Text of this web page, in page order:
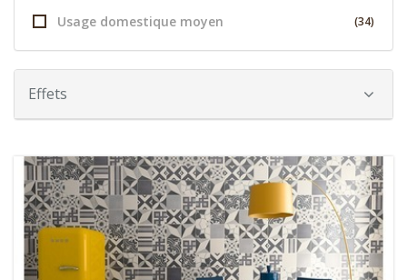
Usage domestique moyen (34)
Effets